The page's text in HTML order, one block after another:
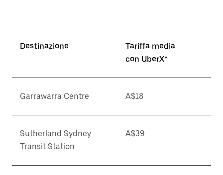
Destinazione
Tariffa media
con UberX*
Garrawarra Centre A$18
Sutherland Sydney
Transit Station
A$39